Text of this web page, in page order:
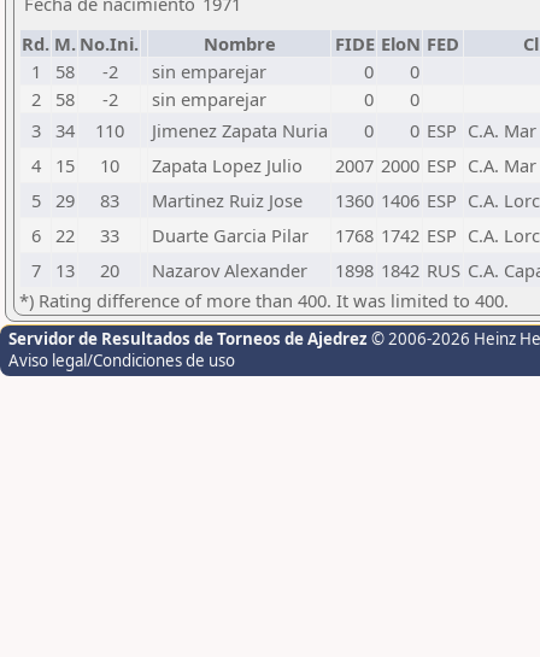
Rd. M. No.Ini. Nombre FIDE EloN FED
1
58 -2 sin emparejar 0
0
2
58 -2 sin emparejar 0
0
3 34 110 Jimenez Zapata Nuria 0 0 ESP C.A.
4
15 10 Zapata Lopez Julio 2007 2000 ESP C.A.
5 29 83 Martinez Ruiz Jose 1360 1406 ESP C.A.
6 22 33 Duarte Garcia Pilar 1768 1742 ESP C.A.
7
13 20 Nazarov Alexander 1898 1842 RUS C.A.
*) Rating difference of more than 400. It was limited to 400.
Servidor de Resultados de Torneos de Ajedrez © 2006-2026 Heinz
Aviso legal/Condiciones de uso